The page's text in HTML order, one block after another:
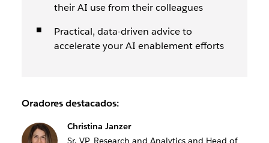
their AI use from their colleagues
Practical, data-driven advice to
accelerate your AI enablement efforts
Oradores destacados:
Christina Janzer
Sr. VP, Research and Analytics and Head of